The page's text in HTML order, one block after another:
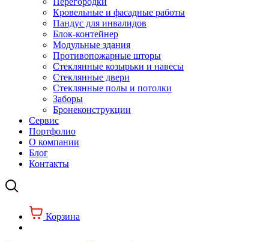
Кровельные и фасадные работы
Пандус для инвалидов
Блок-контейнер
Модульные здания
Противопожарные шторы
Стеклянные козырьки и навесы
Стеклянные двери
Стеклянные полы и потолки
Заборы
Бронеконструкции
Сервис
Портфолио
О компании
Блог
Контакты
Корзина